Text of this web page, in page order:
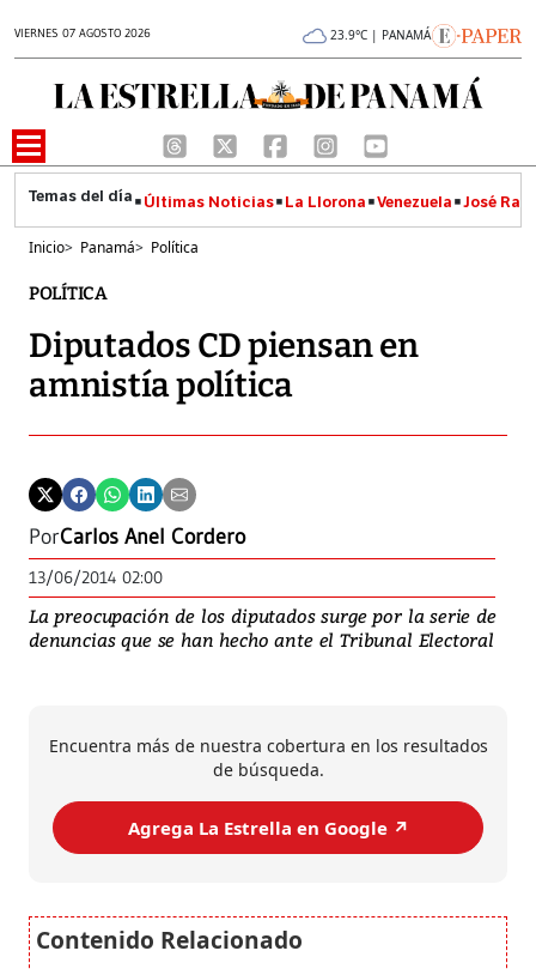
VIERNES 07 AGOSTO 2026 23.9°C | PANAMÁ
Últimas Noticias La Llorona Venezuela José
Inicio> Panamá> Política
POLÍTICA
Diputados CD piensan en
amnistía política
PorCarlos Anel Cordero
13/06/2014 02:00
La preocupación de los diputados surge por la serie de
denuncias que se han hecho ante el Tribunal Electoral
Encuentra más de nuestra cobertura en los resultados
de búsqueda.
Agrega La Estrella en Google ↗️